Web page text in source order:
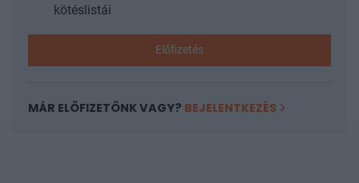
kötéslistái
Előfizetés
MÁR ELŐFIZETŐNK VAGY? BEJELENTKEZÉS